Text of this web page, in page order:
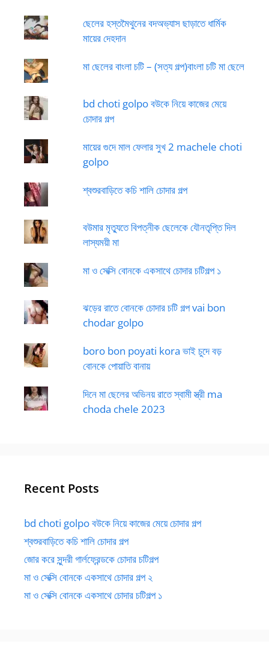
ছেলের হস্তমৈথুনের বদঅভ্যাস ছাড়াতে ধার্মিক
মায়ের দেহদান
মা ছেলের বাংলা চটি – (সত্য গল্প)বাংলা চটি মা ছেলে
bd choti golpo বউকে নিয়ে কাজের মেয়ে
চোদার গল্প
মায়ের গুদে মাল ফেলার সুখ 2 machele choti
golpo
শ্বশুরবাড়িতে কচি শালি চোদার গল্প
বউমার মৃত্যুতে বিপত্নীক ছেলেকে যৌনতৃপ্তি দিল
লাস্যময়ী মা
মা ও সেক্সি বোনকে একসাথে চোদার চটিগল্প ১
ঝড়ের রাতে বোনকে চোদার চটি গল্প vai bon
chodar golpo
boro bon poyati kora ভাই চুদে বড়
বোনকে পোয়াতি বানায়
দিনে মা ছেলের অভিনয় রাতে স্বামী স্ত্রী ma
choda chele 2023
Recent Posts
bd choti golpo বউকে নিয়ে কাজের মেয়ে চোদার গল্প
শ্বশুরবাড়িতে কচি শালি চোদার গল্প
জোর করে সুন্দরী গার্লফ্রেন্ডকে চোদার চটিগল্প
মা ও সেক্সি বোনকে একসাথে চোদার গল্প ২
মা ও সেক্সি বোনকে একসাথে চোদার চটিগল্প ১